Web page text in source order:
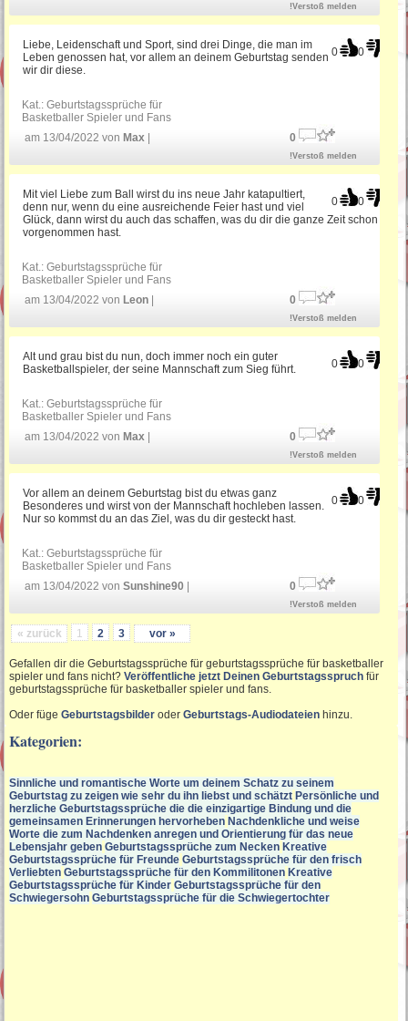
!Verstoß melden
0 0
Liebe, Leidenschaft und Sport, sind drei Dinge, die man im
Leben genossen hat, vor allem an deinem Geburtstag senden
wir dir diese.
Kat.:Geburtstagssprüche für
Basketballer Spieler und Fans
am 13/04/2022 von Max 0
!Verstoß melden
0 0
Mit viel Liebe zum Ball wirst du ins neue Jahr katapultiert,
denn nur, wenn du eine ausreichende Feier hast und viel
Glück, dann wirst du auch das schaffen, was du dir die ganze Zeit schon
vorgenommen hast.
Kat.:Geburtstagssprüche für
Basketballer Spieler und Fans
am 13/04/2022 von Leon 0
!Verstoß melden
0 0
Alt und grau bist du nun, doch immer noch ein guter
Basketballspieler, der seine Mannschaft zum Sieg führt.
Kat.:Geburtstagssprüche für
Basketballer Spieler und Fans
am 13/04/2022 von Max 0
!Verstoß melden
0 0
Vor allem an deinem Geburtstag bist du etwas ganz
Besonderes und wirst von der Mannschaft hochleben lassen.
Nur so kommst du an das Ziel, was du dir gesteckt hast.
Kat.:Geburtstagssprüche für
Basketballer Spieler und Fans
am 13/04/2022 vonSunshine90 0
!Verstoß melden
« zurück 1 2 3 vor »
Gefallen dir die Geburtstagssprüche für geburtstagssprüche für basketballer
spieler und fans nicht?Veröffentliche jetzt Deinen Geburtstagsspruch für
geburtstagssprüche für basketballer spieler und fans.
Oder fügeGeburtstagsbilder oderGeburtstags-Audiodateien hinzu.
Kategorien:
Sinnliche und romantische Worte um deinem Schatz zu seinem
Geburtstag zu zeigen wie sehr du ihn liebst und schätzt Persönliche und
herzliche Geburtstagssprüche die die einzigartige Bindung und die
gemeinsamen Erinnerungen hervorheben Nachdenkliche und weise
Worte die zum Nachdenken anregen und Orientierung für das neue
Lebensjahr geben Geburtstagssprüche zum Necken Kreative
Geburtstagssprüche für Freunde Geburtstagssprüche für den frisch
Verliebten Geburtstagssprüche für den Kommilitonen Kreative
Geburtstagssprüche für Kinder Geburtstagssprüche für den
Schwiegersohn Geburtstagssprüche für die Schwiegertochter